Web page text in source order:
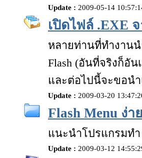
Update : 2009-05-14
เปิดไฟล์ .EXE
หลายท่านที่ทำงานน
Flash (อันที่จริงก็อั
และต่อไปนี้จะขอนำ
Update : 2009-03-20
Flash Menu ง่า
แนะนำโปรแกรมทำ
Update : 2009-03-12